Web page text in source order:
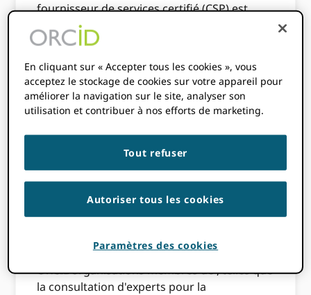
fournisseur de services certifié (CSP) est
maintenant disponible pour les fournisseurs
de services avec un ORCID l'intégration! La
ORCID pour toute intégration qui répond
ORCIDles critères basés sur les meilleures
pratiques.
Dans le cadre du programme CSP amélioré,
ORCID offre un ensemble amélioré
d'avantages aux CSP, y compris une plus
grande exposition aux clients et utilisateurs
potentiels qui recherchent des solutions
fiables, cohérentes et pratiques. Les CSP
normalement réservés exclusivement aux
ORCIDorganisations membres de , telles que
la consultation d'experts pour la
En cliquant sur « Accepter tous les cookies », vous
acceptez le stockage de cookies sur votre appareil pour
améliorer la navigation sur le site, analyser son
utilisation et contribuer à nos efforts de marketing.
Tout refuser
Autoriser tous les cookies
Paramètres des cookies